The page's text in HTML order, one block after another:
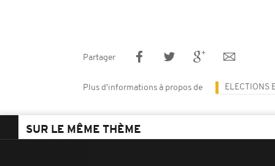
Partager
Plus d'informations à propos de ELECTIONS
SUR LE MÊME THÈME